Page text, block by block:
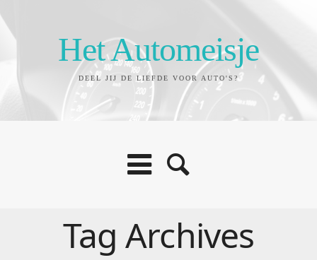
Het Automeisje
DEEL JIJ DE LIEFDE VOOR AUTO'S?
Tag Archives